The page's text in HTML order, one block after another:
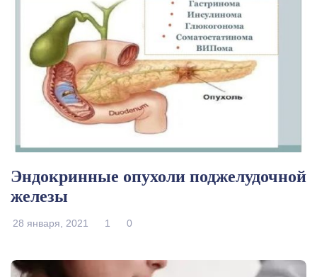
Эндокринные опухоли поджелудочной
железы
28 января, 2021 1 0